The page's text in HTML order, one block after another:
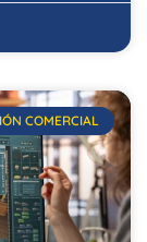
COMERCIAL